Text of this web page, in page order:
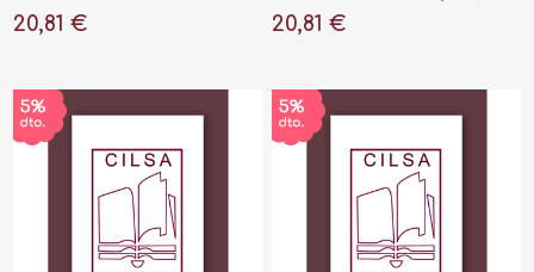
el Espíritu"
20,81 € 20,81 €